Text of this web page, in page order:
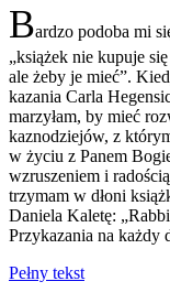
Bardzo podoba mi
„książek nie kupuje
ale żeby je mieć”.
kazania Carla
marzyłam, by mieć
kaznodziejów, z
w życiu z Panem
wzruszeniem i
trzymam w dłoni
Daniela Kaletę:
Przykazania na każdy
Pełny tekst